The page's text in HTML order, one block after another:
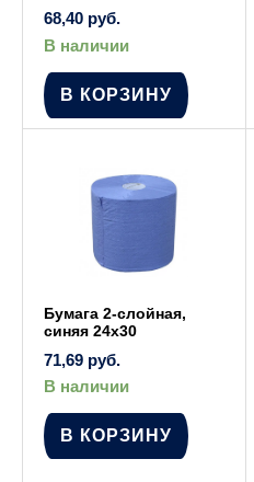
68,40 руб.
В наличии
В КОРЗИНУ
Бумага 2-слойная,
синяя 24х30
71,69 руб.
В наличии
В КОРЗИНУ